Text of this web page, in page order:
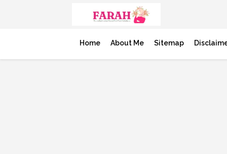
Home About Me Sitemap